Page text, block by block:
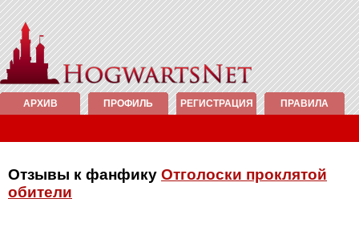
АРХИВ ПРОФИЛЬ РЕГИСТРАЦИЯ ПРАВИЛА
Отзывы к фанфику Отголоски проклятой
обители